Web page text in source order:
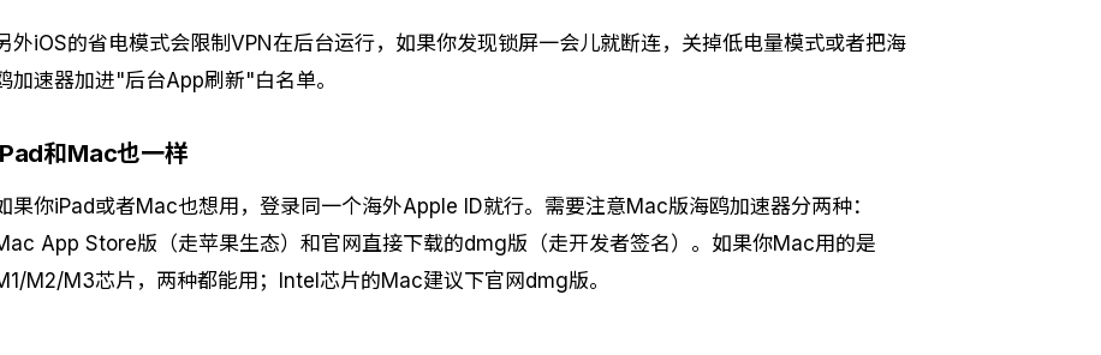
外iOS的省电模式会限制VPN在后台运行，如果你发现锁屏一会儿就断连，关掉低电量模式或者把海
加速器加进"后台App刷新"白名单。
和Mac也一样
果你iPad或者Mac也想用，登录同一个海外Apple ID就行。需要注意Mac版海鸥加速器分两种：
App Store版（走苹果生态）和官网直接下载的dmg版（走开发者签名）。如果你Mac用的是
M2/M3芯片，两种都能用；Intel芯片的Mac建议下官网dmg版。